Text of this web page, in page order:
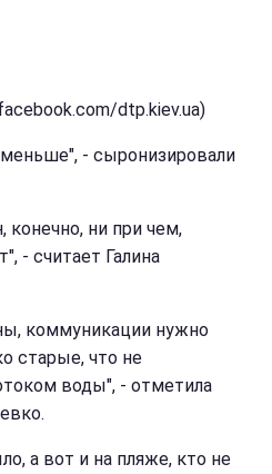
dtp.kiev.ua)
- сыронизировали
конечно, ни при чем,
- считает Галина
коммуникации нужно
старые, что не
воды", - отметила
а вот и на пляже, кто не